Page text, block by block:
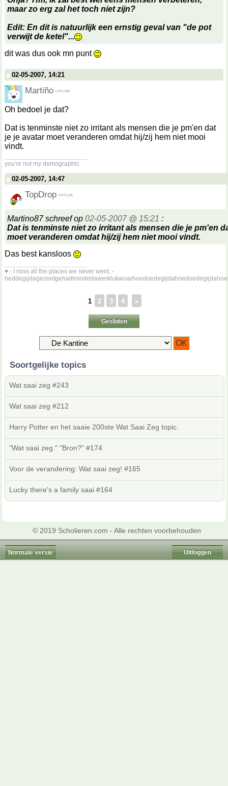
maar zo erg zal het toch niet zijn?
Edit: En dit is natuurlijk een ernstig geval van "de pot
verwijt de ketel"...
dit was dus ook mn punt
02-05-2007, 14:21
Martiño
Oh bedoel je dat?
Dat is tenminste niet zo irritant als mensen die je pm'en dat
je je avatar moet veranderen omdat hij/zij hem niet mooi
vindt.
you're not my demographic
02-05-2007, 14:47
TopDrop
Martino87 schreef op 02-05-2007 @ 15:21 :
Dat is tenminste niet zo irritant als mensen die je pm'en
moet veranderen omdat hij/zij hem niet mooi vindt.
Das best kansloos
♥ - I miss all the places we never went. -
1 2 3 4 »
Gesloten
Soortgelijke topics
Wat saai zeg #243
Wat saai zeg #212
Harry Potter en het saaie 200ste Wat Saai Zeg topic.
"Wat saai zeg." "Bron?" #174
Voor de verandering: Wat saai zeg! #165
Lucky there's a family saai #164
© 2019 Scholieren.com - Alle rechten voorbehouden
Normale versie Uitloggen